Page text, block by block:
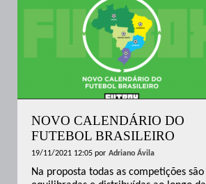
NOVO CALENDÁRIO DO
FUTEBOL BRASILEIRO
19/11/2021 12:05 por Adriano Ávila
Na proposta todas as competições são